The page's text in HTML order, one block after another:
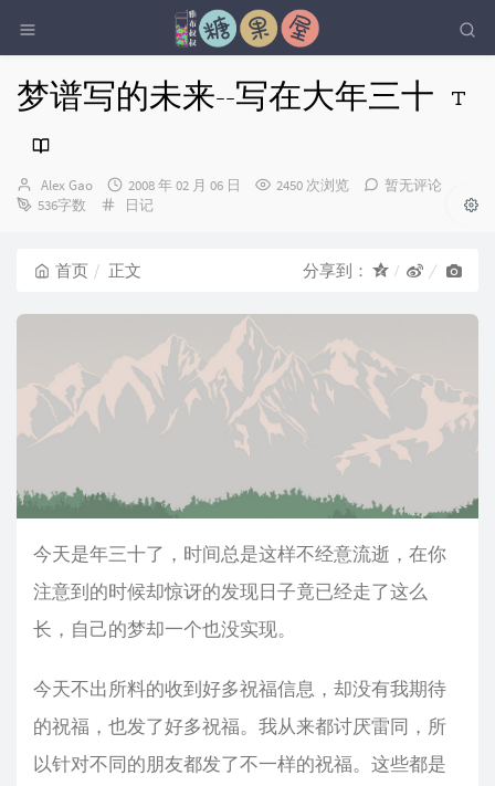
梦谱写的未来--写在大年三十
博
主：
Alex Gao
发
布
2008 年 02 月 06 日 2450 次浏览
暂无评论
536字数
分
日记
首页 正文 分享到：
今天是年三十了，时间总是这样不经意流逝，在你
注意到的时候却惊讶的发现日子竟已经走了这么
长，自己的梦却一个也没实现。
今天不出所料的收到好多祝福信息，却没有我期待
的祝福，也发了好多祝福。我从来都讨厌雷同，所
以针对不同的朋友都发了不一样的祝福。这些都是